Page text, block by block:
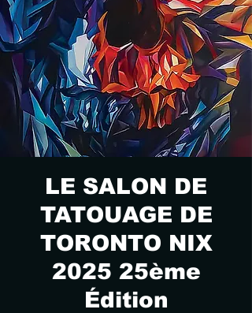
LE SALON DE
TATOUAGE DE
TORONTO NIX
2025 25ème
Édition